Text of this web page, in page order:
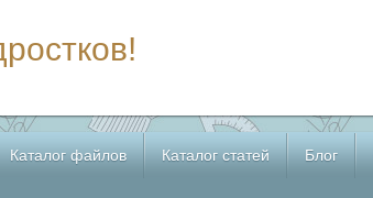
Каталог файлов Каталог статей Блог